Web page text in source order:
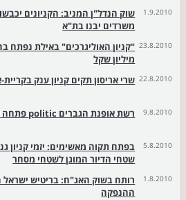
1.9.2010
שוק הנדל"ן המניב: הקניונים
משרדים יבנו בת"א
23.8.2010
מיליון שקל
22.8.2010 שרי אריסון תקים קניון ענק
9.8.2010 רשת אופנת הגברים politic פתחה 10 סניפים חדשים
5.8.2010
בפתח תקוה מאשימים: יזמי קניון
שטחי הדיור המוגן לשטחי מסחר
1.8.2010
רותח בשוק האג"ח: בריטיש
ההנפקה